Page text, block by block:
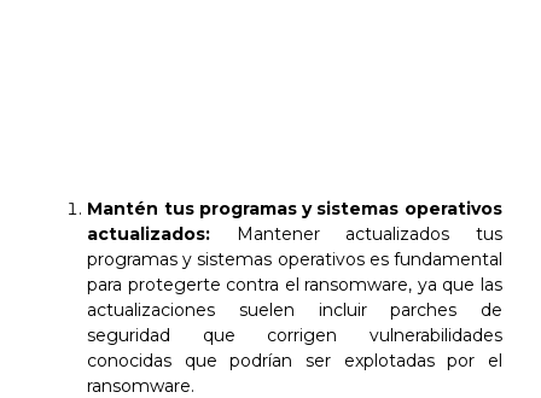
Mantén tus programas y sistemas operativos
actualizados: Mantener actualizados tus
programas y sistemas operativos es fundamental
para protegerte contra el ransomware, ya que las
actualizaciones suelen incluir parches de
seguridad que corrigen vulnerabilidades
conocidas que podrían ser explotadas por el
ransomware.